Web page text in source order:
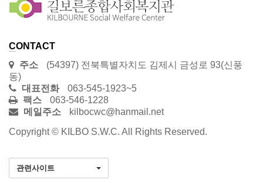
CONTACT
주소
(54397) 전북특별자치도 김제시 금성로 93(신풍
동)
대표전화
063-545-1923~5
팩스
063-546-1228
메일주소
kilbocwc@hanmail.net
Copyright © KILBO S.W.C. All Rights Reserved.
관련사이트